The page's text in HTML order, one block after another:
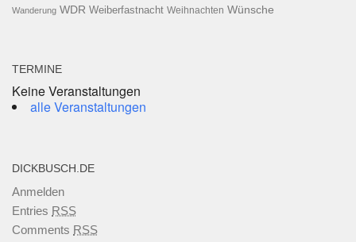
Wanderung WDR Weiberfastnacht Weihnachten Wünsche
TERMINE
Keine Veranstaltungen
alle Veranstaltungen
DICKBUSCH.DE
Anmelden
Entries RSS
Comments RSS